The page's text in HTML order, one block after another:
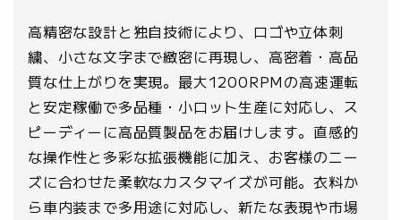
高精密な設計と独自技術により、ロゴや立体刺
繍、小さな文字まで緻密に再現し、高密着・高品
質な仕上がりを実現。最大1200RPMの高速運転
と安定稼働で多品種・小ロット生産に対応し、ス
ピーディーに高品質製品をお届けします。直感的
な操作性と多彩な拡張機能に加え、お客様のニー
ズに合わせた柔軟なカスタマイズが可能。衣料か
ら車内装まで多用途に対応し、新たな表現や市場